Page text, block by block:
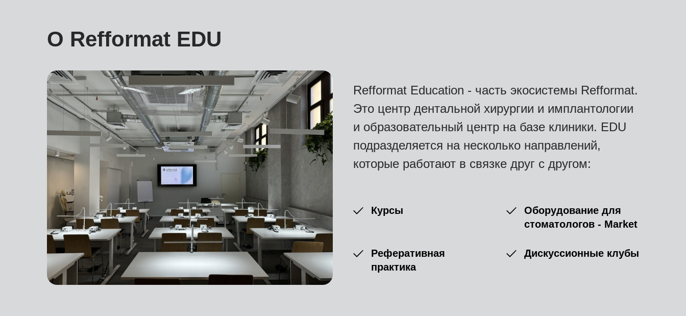
О Refformat EDU
Refformat Education - часть экосистемы Refformat.
Это центр дентальной хирургии и имплантологии
и образовательный центр на базе клиники. EDU
подразделяется на несколько направлений,
которые работают в связке друг с другом:
Курсы
Оборудование для
стоматологов - Market
Реферативная
практика
Дискуссионные клубы